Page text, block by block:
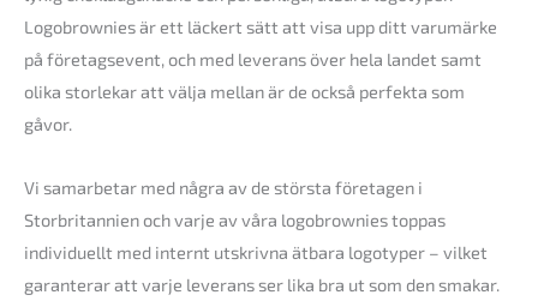
Logobrownies är ett läckert sätt att visa upp ditt varumärke
på företagsevent, och med leverans över hela landet samt
olika storlekar att välja mellan är de också perfekta som
gåvor.
Vi samarbetar med några av de största företagen i
Storbritannien och varje av våra logobrownies toppas
individuellt med internt utskrivna ätbara logotyper – vilket
garanterar att varje leverans ser lika bra ut som den smakar.